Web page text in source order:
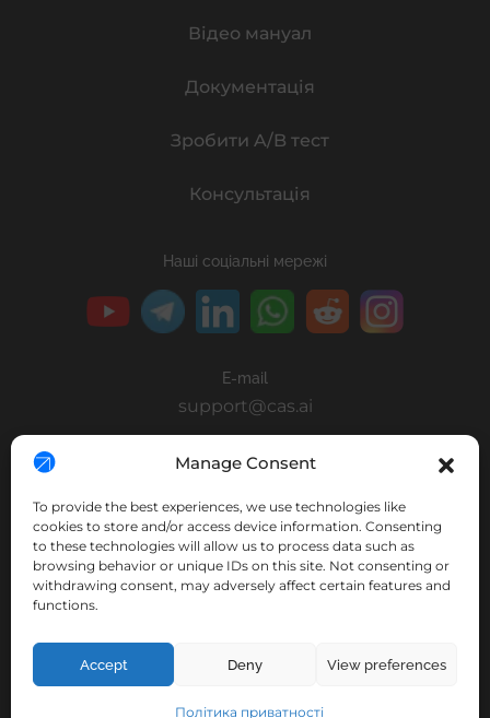
Manage Consent
To provide the best experiences, we use technologies like
cookies to store and/or access device information. Consenting
to these technologies will allow us to process data such as
browsing behavior or unique IDs on this site. Not consenting or
withdrawing consent, may adversely affect certain features and
functions.
Accept Deny View preferences
Політика приватності
Відео мануал
Документація
Зробити A/B тест
Консультація
Наші соціальні мережі
E-mail
support@cas.ai
Публічна пропозиція PSV Game Studio
Публічна пропозиція Clear Invest
Публічна пропозиція CleverAdsSolutions
Публічна пропозиція Nimpha
Публічна пропозиція PSV IPPark
© 2026 PSV Clever Ads Solutions Ltd.